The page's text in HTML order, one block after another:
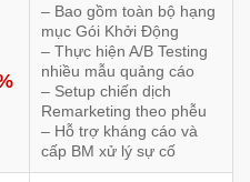
– Bao gồm toàn bộ hạng
mục Gói Khởi Động
– Thực hiện A/B Testing
nhiều mẫu quảng cáo
– Setup chiến dịch
Remarketing theo phễu
– Hỗ trợ kháng cáo và
cấp BM xử lý sự cố